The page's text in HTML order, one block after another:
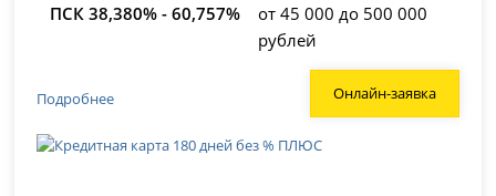
ПСК 38,380% - 60,757%
от 45 000 до 500 000
рублей
Подробнее Онлайн-заявка